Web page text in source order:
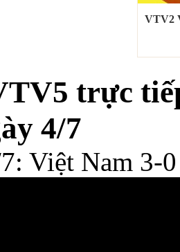
VTV2
trực
4/7
Việt Nam 3-